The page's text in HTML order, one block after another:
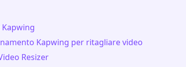
Kapwing per ritagliare video
Resizer